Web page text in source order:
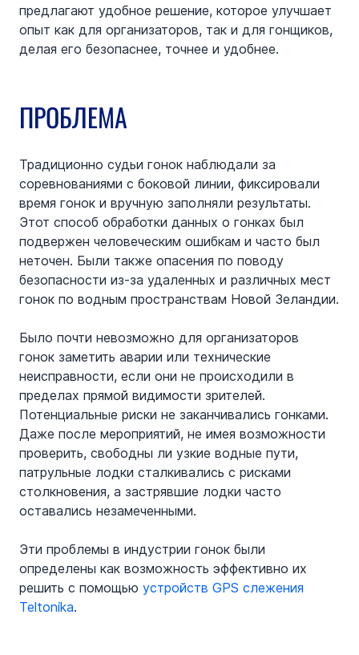
предлагают удобное решение, которое улучшает
опыт как для организаторов, так и для гонщиков,
делая его безопаснее, точнее и удобнее.
ПРОБЛЕМА
Традиционно судьи гонок наблюдали за
соревнованиями с боковой линии, фиксировали
время гонок и вручную заполняли результаты.
Этот способ обработки данных о гонках был
подвержен человеческим ошибкам и часто был
неточен. Были также опасения по поводу
безопасности из-за удаленных и различных мест
гонок по водным пространствам Новой Зеландии.
Было почти невозможно для организаторов
гонок заметить аварии или технические
неисправности, если они не происходили в
пределах прямой видимости зрителей.
Потенциальные риски не заканчивались гонками.
Даже после мероприятий, не имея возможности
проверить, свободны ли узкие водные пути,
патрульные лодки сталкивались с рисками
столкновения, а застрявшие лодки часто
оставались незамеченными.
Эти проблемы в индустрии гонок были
определены как возможность эффективно их
решить с помощью устройств GPS слежения
Teltonika.